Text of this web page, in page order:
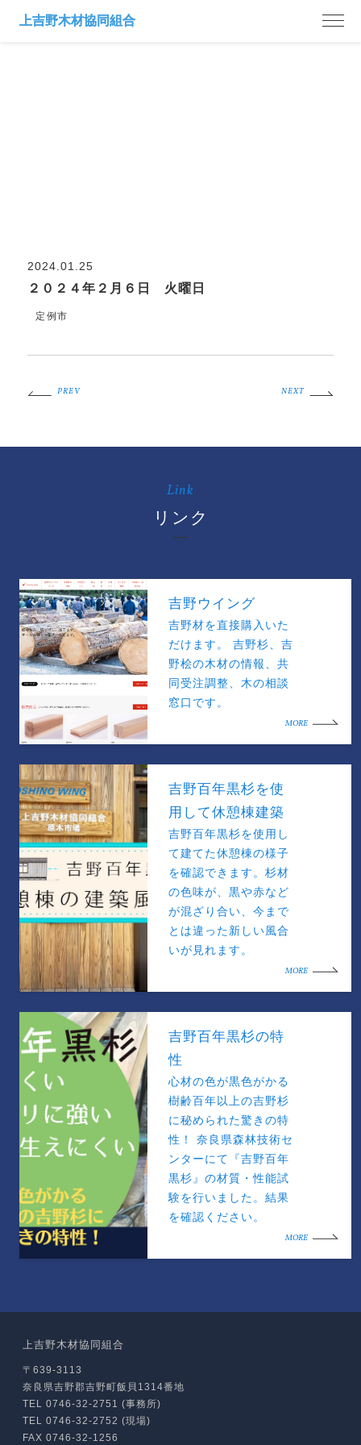
2024.01.25
２０２４年２月６日 火曜日
定例市
PREV NEXT
Link
リンク
吉野ウイング
吉野材を直接購入いた
だけます。 吉野杉、吉
野桧の木材の情報、共
同受注調整、木の相談
窓口です。
MORE
吉野百年黒杉を使
用して休憩棟建築
吉野百年黒杉を使用し
て建てた休憩棟の様子
を確認できます。杉材
の色味が、黒や赤など
が混ざり合い、今まで
とは違った新しい風合
いが見れます。
MORE
吉野百年黒杉の特
性
心材の色が黒色がかる
樹齢百年以上の吉野杉
に秘められた驚きの特
性！ 奈良県森林技術セ
ンターにて『吉野百年
黒杉』の材質・性能試
験を行いました。結果
を確認ください。
MORE
上吉野木材協同組合
〒639-3113
奈良県吉野郡吉野町飯貝1314番地
TEL 0746-32-2751 (事務所)
TEL 0746-32-2752 (現場)
FAX 0746-32-1256